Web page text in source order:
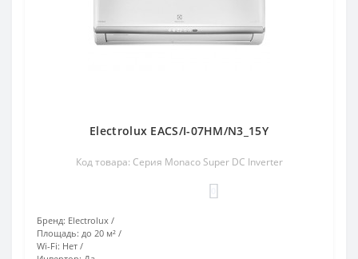
Electrolux EACS/I-07HM/N3_15Y
Код товара: Серия Monaco Super DC Inverter
Бренд: Electrolux
Площадь: до 20 м²
Wi-Fi: Нет